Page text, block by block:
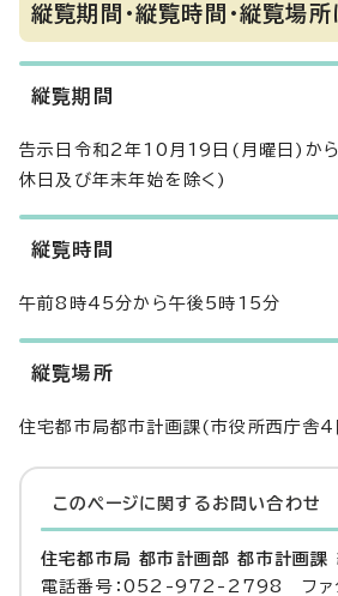
縦覧期間・縦覧時間・縦覧場
縦覧期間
告示日令和2年10月19日(月曜日)から(
休日及び年末年始を除く)
縦覧時間
午前8時45分から午後5時15分
縦覧場所
住宅都市局都市計画課(市役所西庁舎4
このページに関する お問い合わせ
住宅都市局 都市計画部 都市計画課
電話番号：052-972-2798 ファ